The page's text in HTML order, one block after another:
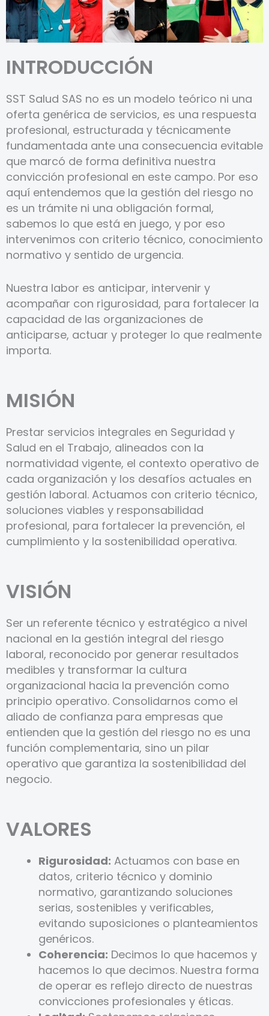
INTRODUCCIÓN
SST Salud SAS no es un modelo teórico ni una
oferta genérica de servicios, es una respuesta
profesional, estructurada y técnicamente
fundamentada ante una consecuencia evitable
que marcó de forma definitiva nuestra
convicción profesional en este campo. Por eso
aquí entendemos que la gestión del riesgo no
es un trámite ni una obligación formal,
sabemos lo que está en juego, y por eso
intervenimos con criterio técnico, conocimiento
normativo y sentido de urgencia.
Nuestra labor es anticipar, intervenir y
acompañar con rigurosidad, para fortalecer la
capacidad de las organizaciones de
anticiparse, actuar y proteger lo que realmente
importa.
MISIÓN
Prestar servicios integrales en Seguridad y
Salud en el Trabajo, alineados con la
normatividad vigente, el contexto operativo de
cada organización y los desafíos actuales en
gestión laboral. Actuamos con criterio técnico,
soluciones viables y responsabilidad
profesional, para fortalecer la prevención, el
cumplimiento y la sostenibilidad operativa.
VISIÓN
Ser un referente técnico y estratégico a nivel
nacional en la gestión integral del riesgo
laboral, reconocido por generar resultados
medibles y transformar la cultura
organizacional hacia la prevención como
principio operativo. Consolidarnos como el
aliado de confianza para empresas que
entienden que la gestión del riesgo no es una
función complementaria, sino un pilar
operativo que garantiza la sostenibilidad del
negocio.
VALORES
Rigurosidad: Actuamos con base en
datos, criterio técnico y dominio
normativo, garantizando soluciones
serias, sostenibles y verificables,
evitando suposiciones o planteamientos
genéricos.
Coherencia: Decimos lo que hacemos y
hacemos lo que decimos. Nuestra forma
de operar es reflejo directo de nuestras
convicciones profesionales y éticas.